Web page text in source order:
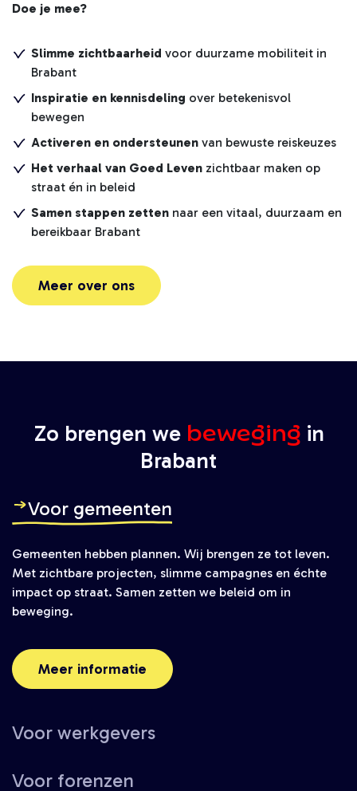
Doe je mee?
Slimme zichtbaarheid voor duurzame mobiliteit in
Brabant
Inspiratie en kennisdeling over betekenisvol
bewegen
Activeren en ondersteunen van bewuste reiskeuzes
Het verhaal van Goed Leven zichtbaar maken op
straat én in beleid
Samen stappen zetten naar een vitaal, duurzaam en
bereikbaar Brabant
Meer over ons
Zo brengen we beweging in
Brabant
Voor gemeenten
Gemeenten hebben plannen. Wij brengen ze tot leven.
Met zichtbare projecten, slimme campagnes en échte
impact op straat. Samen zetten we beleid om in
beweging.
Meer informatie
Voor werkgevers
Voor forenzen